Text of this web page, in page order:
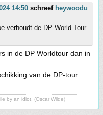
14:50 schreef heywoodu
verhoudt de DP World Tour
in de DP Worldtour dan in
van de DP-tour
by an idiot. (Oscar Wilde)